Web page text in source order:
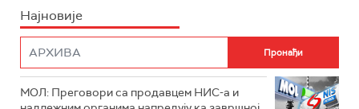
Најновије
МОЛ: Преговори са продавцем НИС-а и